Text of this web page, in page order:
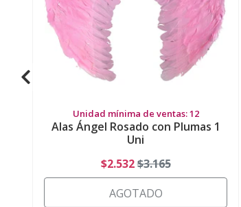
Unidad mínima de ventas: 12
Alas Ángel Rosado con Plumas 1
Uni
$2.532$3.165
AGOTADO